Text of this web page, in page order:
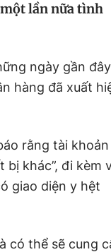
lần nữa tình
ngày gần
hàng đã xuất
rằng tài khoản
bị khác”, đi kèm
giao diện y hệt
có thể sẽ cung